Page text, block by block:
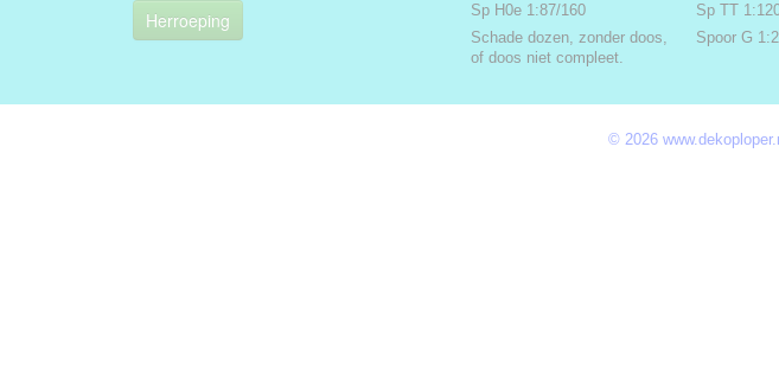
Herroeping
Sp H0e 1:87/160
Schade dozen, zonder doos,
of doos niet compleet.
Sp TT
Spoor G
© 2026